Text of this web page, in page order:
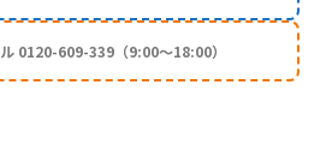
0120-609-339（9:00〜18:00）